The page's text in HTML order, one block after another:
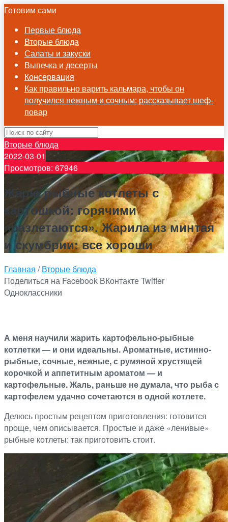
Готовим сами
Первые блюда
Вторые блюда
Салаты и закуски
Выпечка и десерты
Консервация
Как правильно варить кальмара, чтобы он
получился нежным и сочным: рассказывает шеф-
повар
Вторые блюда
2022-03-01
Просмотров: 67946
Жарю рыбные котлеты с
картошкой: горячими
«разлетаются». Жарила из минтая
и скумбрии: все хороши
Главная /Вторые блюда
Поделиться на Facebook ВКонтактеTwitter
Одноклассники
А меня научили жарить картофельно-рыбные
котлетки — и они идеальны. Ароматные, истинно-
рыбные, сочные, нежные, с румяной хрустящей
корочкой и аппетитным ароматом — и
картофельные. Жаль, раньше не думала, что рыба с
картофелем удачно сочетаются в одной котлете.
Делюсь простым рецептом приготовления: готовится
проще, чем описывается. Простые и даже «ленивые»
рыбные котлеты: так приготовить стоит.